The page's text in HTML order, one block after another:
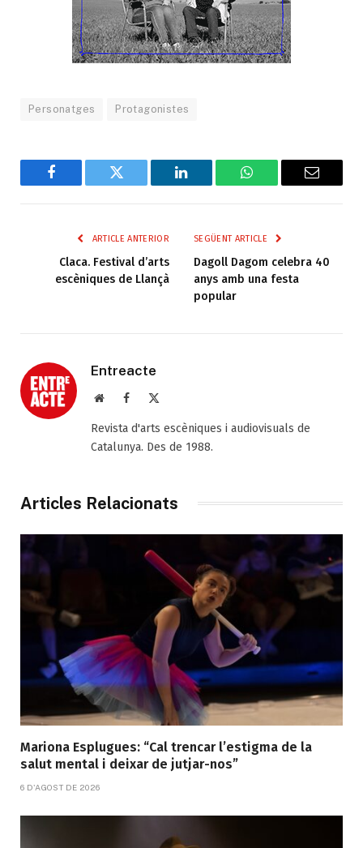
Personatges Protagonistes
Facebook Twitter LinkedIn WhatsAppEmail
ARTICLE ANTERIOR
Claca. Festival d’arts
escèniques de Llançà
SEGÜENT ARTICLE
Dagoll Dagom celebra 40
anys amb una festa
popular
Entreacte
Web Facebook
Revista d'arts escèniques i audiovisuals de
Catalunya. Des de 1988.
Articles Relacionats
Mariona Esplugues: “Cal trencar l’estigma de la
salut mental i deixar de jutjar-nos”
6 D'AGOST DE 2026